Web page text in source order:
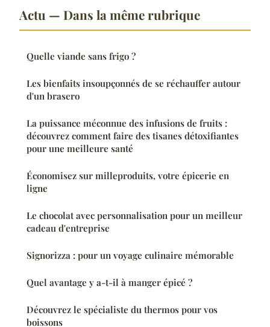
Actu — Dans la même rubrique
Quelle viande sans frigo ?
Les bienfaits insoupçonnés de se réchauffer autour
d'un brasero
La puissance méconnue des infusions de fruits :
découvrez comment faire des tisanes détoxifiantes
pour une meilleure santé
Économisez sur milleproduits, votre épicerie en
ligne
Le chocolat avec personnalisation pour un meilleur
cadeau d'entreprise
Signorizza : pour un voyage culinaire mémorable
Quel avantage y a-t-il à manger épicé ?
Découvrez le spécialiste du thermos pour vos
boissons